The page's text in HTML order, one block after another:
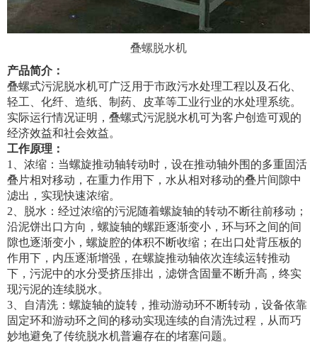
叠螺脱水机
产品简介：
叠螺式污泥脱水机可广泛用于市政污水处理工程以及石化、
轻工、化纤、造纸、制药、皮革等工业行业的水处理系统。
实际运行情况证明，叠螺式污泥脱水机可为客户创造可观的
经济效益和社会效益。
工作原理：
1、浓缩：当螺旋推动轴转动时，设在推动轴外围的多重固活
叠片相对移动，在重力作用下，水从相对移动的叠片间隙中
滤出，实现快速浓缩。
2、脱水：经过浓缩的污泥随着螺旋轴的转动不断往前移动；
沿泥饼出口方向，螺旋轴的螺距逐渐变小，环与环之间的间
隙也逐渐变小，螺旋腔的体积不断收缩；在出口处背压板的
作用下，内压逐渐增强，在螺旋推动轴依次连续运转推动
下，污泥中的水分受挤压排出，滤饼含固量不断升高，终实
现污泥的连续脱水。
3、自清洗：螺旋轴的旋转，推动游动环不断转动，设备依靠
固定环和游动环之间的移动实现连续的自清洗过程，从而巧
妙地避免了传统脱水机普遍存在的堵塞问题。